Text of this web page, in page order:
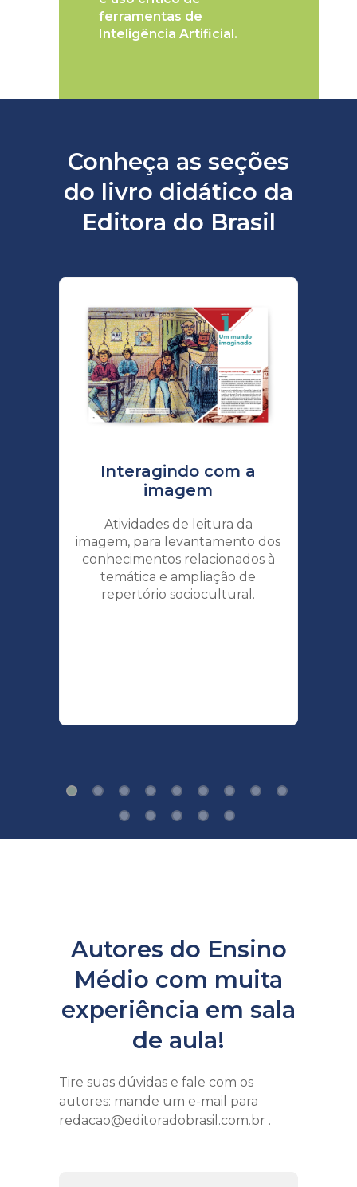
ferramentas de
Inteligência Artificial.
Conheça as seções
do livro didático da
Editora do Brasil
Interagindo com a
imagem
Atividades de leitura da
imagem, para levantamento dos
conhecimentos relacionados à
temática e ampliação de
repertório sociocultural.
Autores do Ensino
Médio com muita
experiência em sala
de aula!
Tire suas dúvidas e fale com os
autores: mande um e-mail para
redacao@editoradobrasil.com.br .